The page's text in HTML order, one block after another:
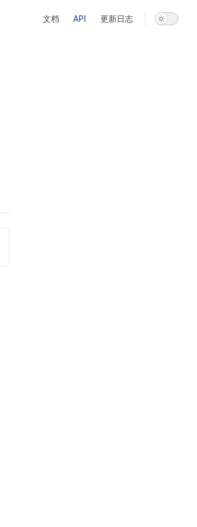
文档 API 更新日志